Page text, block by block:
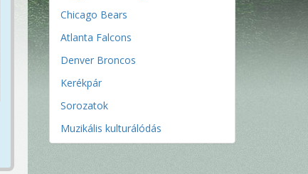
Chicago Bears
Atlanta Falcons
Denver Broncos
Kerékpár
Sorozatok
Muzikális kulturálódás